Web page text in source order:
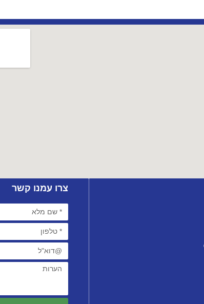
צרו עמנו קשר